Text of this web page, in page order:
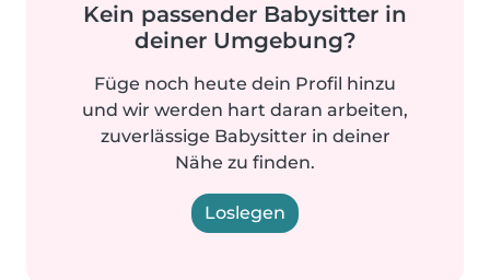
Kein passender Babysitter in
deiner Umgebung?
Füge noch heute dein Profil hinzu
und wir werden hart daran arbeiten,
zuverlässige Babysitter in deiner
Nähe zu finden.
Loslegen